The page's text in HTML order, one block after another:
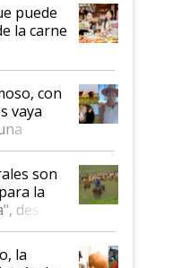
puede
la carne
con
vaya
las
abren
con
son
la
destaca
a 46
la